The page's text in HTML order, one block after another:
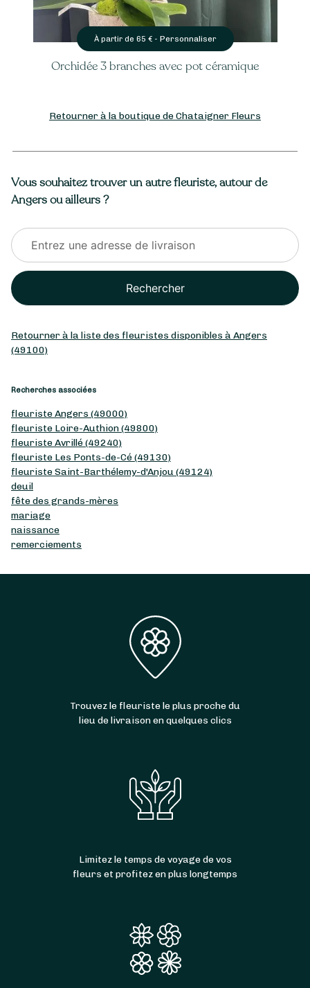
À partir de 65 € - Personnaliser
Orchidée 3 branches avec pot céramique
Retourner à la boutique de Chataigner Fleurs
Vous souhaitez trouver un autre fleuriste, autour de
Angers ou ailleurs ?
Rechercher
Retourner à la liste des fleuristes disponibles à Angers
(49100)
Recherches associées
fleuriste Angers (49000)
fleuriste Loire-Authion (49800)
fleuriste Avrillé (49240)
fleuriste Les Ponts-de-Cé (49130)
fleuriste Saint-Barthélemy-d'Anjou (49124)
deuil
fête des grands-mères
mariage
naissance
remerciements
Trouvez le fleuriste le plus proche du
lieu de livraison en quelques clics
Limitez le temps de voyage de vos
fleurs et profitez en plus longtemps